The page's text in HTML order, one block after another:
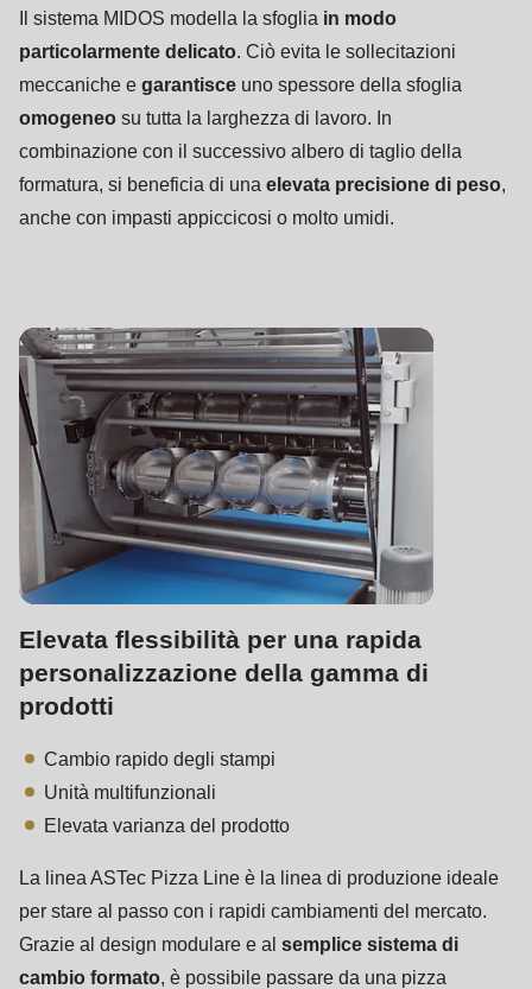
Il sistema MIDOS modella la sfoglia in modo
particolarmente delicato. Ciò evita le sollecitazioni
meccaniche e garantisce uno spessore della sfoglia
omogeneo su tutta la larghezza di lavoro. In
combinazione con il successivo albero di taglio della
formatura, si beneficia di una elevata precisione di peso,
anche con impasti appiccicosi o molto umidi.
Elevata flessibilità per una rapida
personalizzazione della gamma di
prodotti
Cambio rapido degli stampi
Unità multifunzionali
Elevata varianza del prodotto
La linea ASTec Pizza Line è la linea di produzione ideale
per stare al passo con i rapidi cambiamenti del mercato.
Grazie al design modulare e al semplice sistema di
cambio formato, è possibile passare da una pizza